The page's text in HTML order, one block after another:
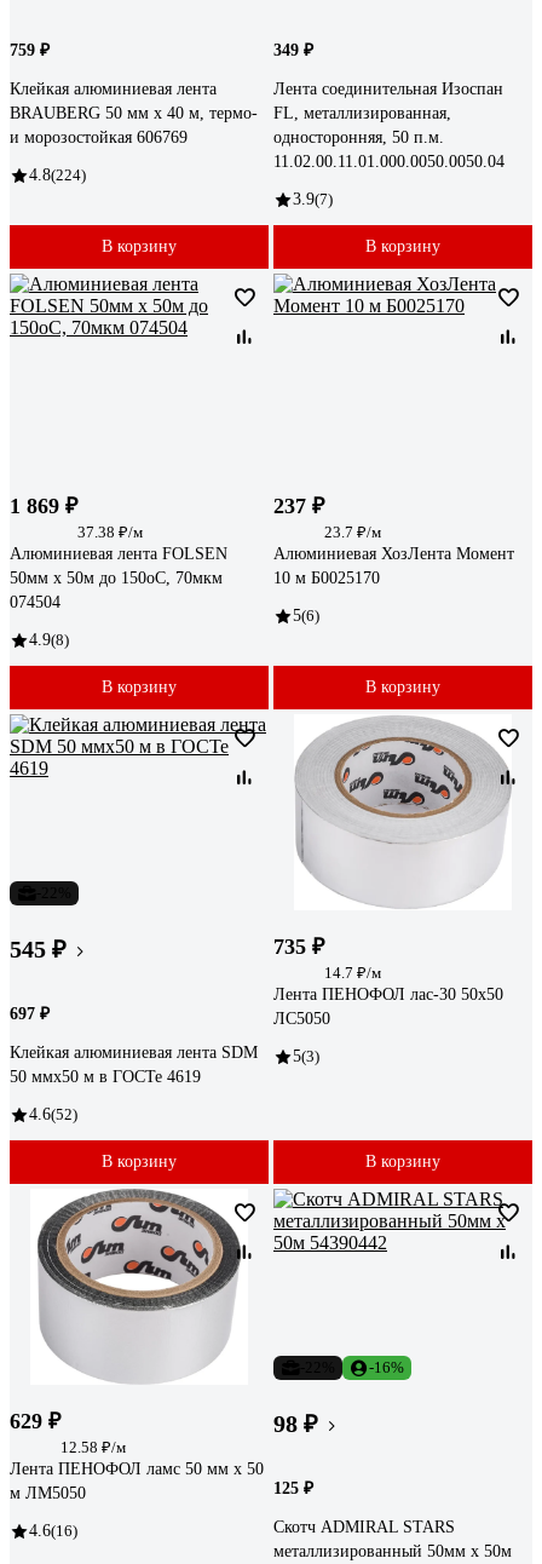
759 ₽
Клейкая алюминиевая лента
BRAUBERG 50 мм х 40 м, термо-
и морозостойкая 606769
4.8(224)
В корзину
349 ₽
Лента соединительная Изоспан
FL, металлизированная,
односторонняя, 50 п.м.
11.02.00.11.01.000.0050.0050.04
3.9(7)
В корзину
1 869 ₽
37.38 ₽/м
Алюминиевая лента FOLSEN
50мм x 50м до 150oC, 70мкм
074504
4.9(8)
В корзину
237 ₽
23.7 ₽/м
Алюминиевая ХозЛента Момент
10 м Б0025170
5(6)
В корзину
545 ₽
697 ₽
Клейкая алюминиевая лента SDM
50 ммх50 м в ГОСТе 4619
4.6(52)
В корзину
735 ₽
14.7 ₽/м
Лента ПЕНОФОЛ лас-30 50x50
ЛС5050
5(3)
В корзину
629 ₽
12.58 ₽/м
Лента ПЕНОФОЛ ламс 50 мм x 50
м ЛМ5050
4.6(16)
-16%
98 ₽
125 ₽
Скотч ADMIRAL STARS
металлизированный 50мм x 50м